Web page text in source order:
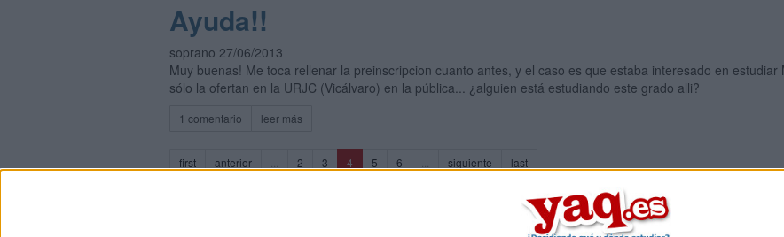
Ayuda!!
soprano 27/06/2013
Muy buenas! Me toca rellenar la preinscripcion cuanto antes, y el caso es que estaba interesado en
sólo la ofertan en la URJC (Vicálvaro) en la pública... ¿alguien está estudiando este grado alli?
1 comentario leer más
first anterior 2 3 4 (current)
5 6 siguiente last